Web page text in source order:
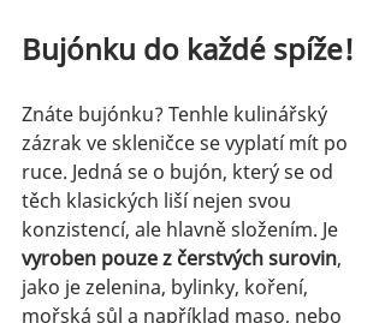
Bujónku do každé spíže!
Znáte bujónku? Tenhle kulinářský
zázrak ve skleničce se vyplatí mít po
ruce. Jedná se o bujón, který se od
těch klasických liší nejen svou
konzistencí, ale hlavně složením. Je
vyroben pouze z čerstvých surovin,
jako je zelenina, bylinky, koření,
mořská sůl a například maso, nebo